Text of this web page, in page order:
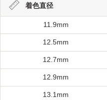
着色直径
11.9mm
12.5mm
12.7mm
12.9mm
13.1mm